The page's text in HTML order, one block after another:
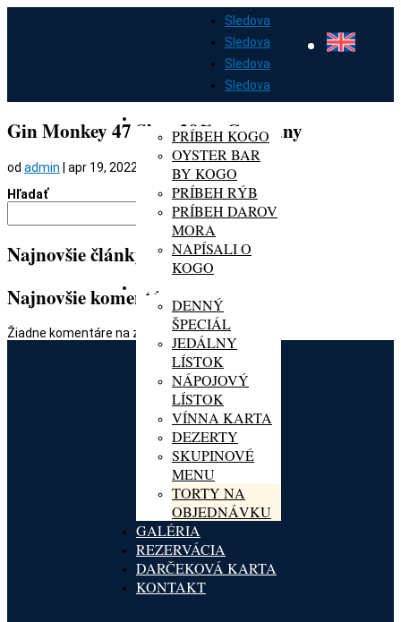
Sledova
Sledova
Sledova
Sledova
DOMOV
PRÍBEH KOGO
OYSTER BAR
BY KOGO
PRÍBEH RÝB
PRÍBEH DAROV
MORA
NAPÍSALI O
KOGO
DENNÝ
ŠPECIÁL
JEDÁLNY
LÍSTOK
NÁPOJOVÝ
LÍSTOK
VÍNNA KARTA
DEZERTY
SKUPINOVÉ
MENU
TORTY NA
OBJEDNÁVKU
GALÉRIA
REZERVÁCIA
DARČEKOVÁ KARTA
KONTAKT
Gin Monkey 47 Sloe, 29%, Germany
od admin
apr 19, 2022
Hľadať
Hľadať
Najnovšie články
Najnovšie komentáre
Žiadne komentáre na zobrazenie.